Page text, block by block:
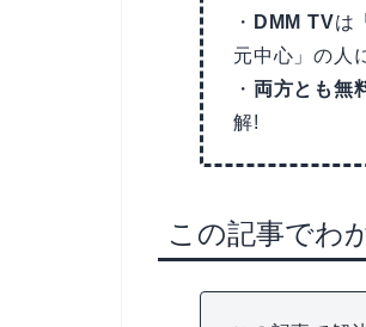
・ DMM TVは
元中心」の人
・ 両方とも無
解!
この記事でわ